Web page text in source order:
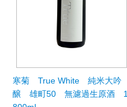
寒菊 True White 純米大吟
醸 雄町50 無濾過生原酒 1